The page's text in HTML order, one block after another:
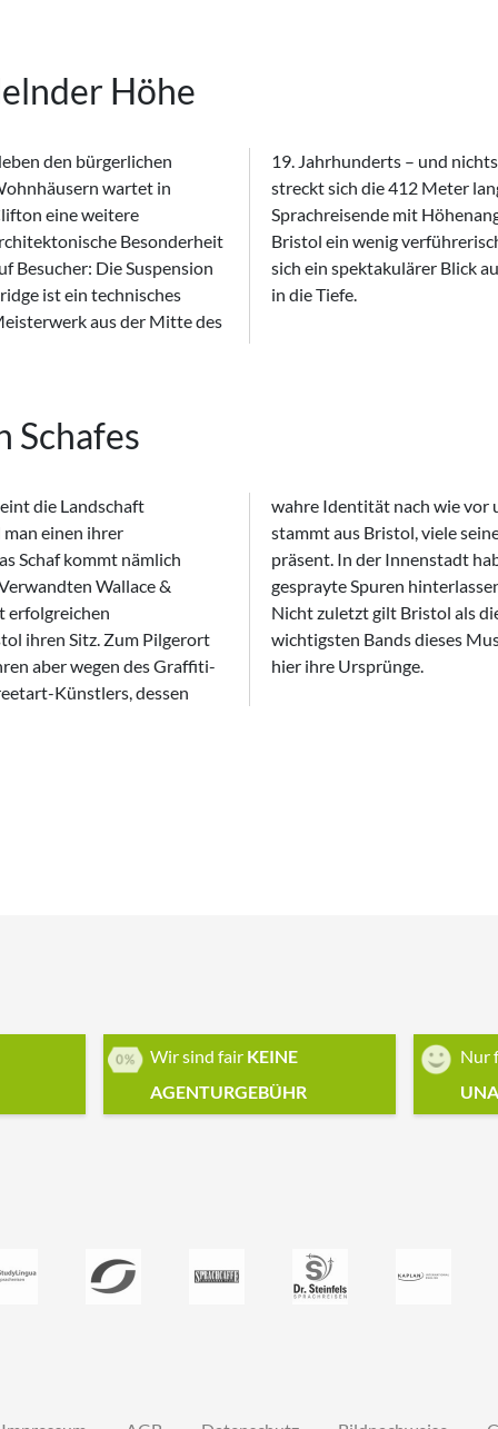
Höhe
den bürgerlichen
wartet in
eine weitere
Besonderheit
Besucher: Die Suspension
ist ein technisches
aus der Mitte des
– und nichts für schwache Nerven. 75 Meter über dem Avon
sich die 412 Meter lange Brücke von einem Steilufer an das andere. Für
mit Höhenangst mag der Gang über das Wahrzeichen von
ein wenig verführerisches Angebot sein. Für alle anderen aber bietet
spektakulärer Blick auf die Stadt und in die Umgebung. Und natürlich
in die Tiefe.
Schafes
die Landschaft
einen ihrer
Schaf kommt nämlich
Wallace &
erfolgreichen
ihren Sitz. Zum Pilgerort
aber wegen des Graffiti-
Künstlers, dessen
ist sicher: Banksy
im Stadtbild
andere Graffiti-Meister
im öffentlichen Raum.
TripHop: Die
und Portishead, haben
hier ihre Ursprünge.
Wir sind fair KEINE
AGENTURGEBÜHR
Nur